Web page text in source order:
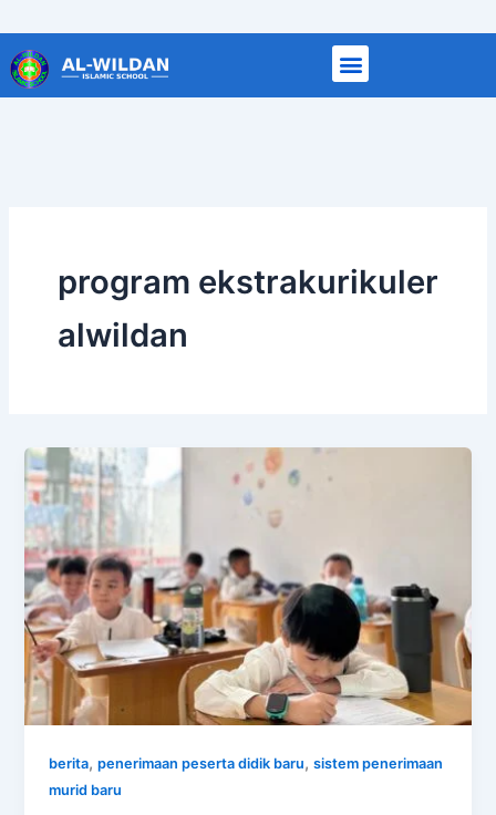
ke
konten
program ekstrakurikuler
alwildan
berita,penerimaan peserta didik baru,sistem penerimaan
murid baru